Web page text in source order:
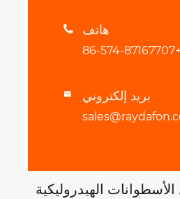
 هاتف
+86-574-87167707
 بريد إلكتروني
الهيدروليكية